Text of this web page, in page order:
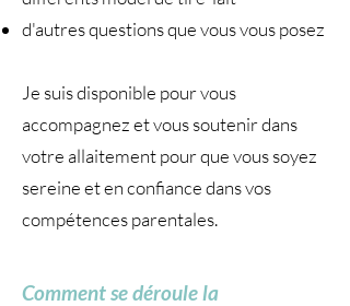
d'autres questions que vous vous posez
Je suis disponible pour vous
accompagnez et vous soutenir dans
votre allaitement pour que vous soyez
sereine et en confiance dans vos
compétences parentales.
Comment se déroule la